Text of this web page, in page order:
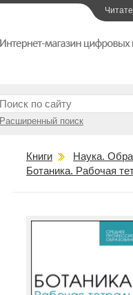
Расширенный поиск
Книги
Наука.
Ботаника. Рабочая